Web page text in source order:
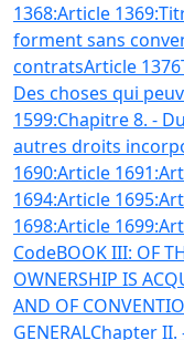
1368:Article 1369:
forment sans
contratsArticle 1376
Des choses qui
1599:Chapitre 8. -
autres droits
1690:Article 1691:
1694:Article 1695:
1698:Article 1699:
CodeBOOK III: OF
OWNERSHIP IS
AND OF
GENERALChapter II.